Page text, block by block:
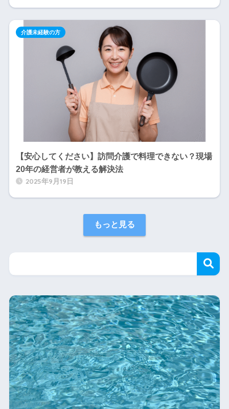
【安心してください】訪問介護で料理できない？現場
20年の経営者が教える解決法
2025年9月19日
介護未経験の方
もっと見る